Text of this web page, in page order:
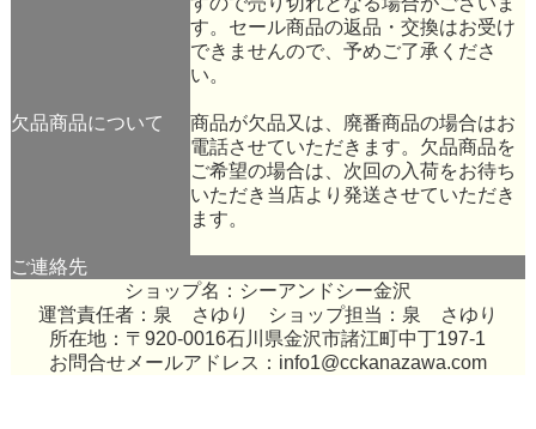
す。セール商品の返品・交換はお受け
できませんので、予めご了承くださ
い。
欠品商品について
商品が欠品又は、廃番商品の場合はお
電話させていただきます。欠品商品を
ご希望の場合は、次回の入荷をお待ち
いただき当店より発送させていただき
ます。
ご連絡先
ショップ名：シーアンドシー金沢
運営責任者：泉 さゆり ショップ担当：泉 さゆり
所在地：〒920-0016石川県金沢市諸江町中丁197-1
お問合せメールアドレス： info1@cckanazawa.com